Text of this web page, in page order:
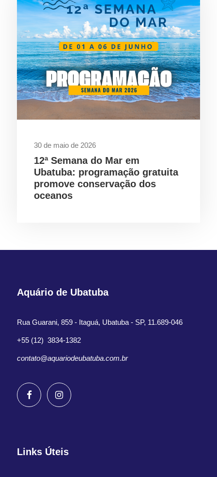
30 de maio de 2026
12ª Semana do Mar em
Ubatuba: programação gratuita
promove conservação dos
oceanos
Aquário de Ubatuba
Rua Guarani, 859 - Itaguá, Ubatuba - SP, 11.689-046
+55 (12) 3834-1382
contato@aquariodeubatuba.com.br
Links Úteis